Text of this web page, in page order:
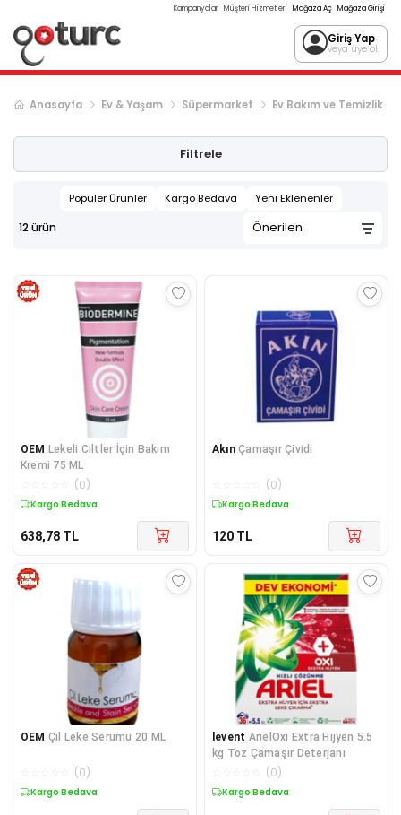
Kampanyalar Müşteri Hizmetleri Mağaza Aç Mağaza Girişi
Giriş Yap
veya üye ol
Anasayfa Ev & Yaşam Süpermarket Ev Bakım ve Temizlik
Filtrele
Popüler Ürünler Kargo Bedava Yeni Eklenenler
12ürün
OEM Lekeli Ciltler İçin Bakım
Kremi 75 ML
(0)
Kargo Bedava
638,78 TL
Akın Çamaşır Çividi
(0)
Kargo Bedava
120 TL
OEM Çil Leke Serumu 20 ML
(0)
Kargo Bedava
levent ArielOxi Extra Hijyen 5.5
kg Toz Çamaşır Deterjanı
(0)
Kargo Bedava